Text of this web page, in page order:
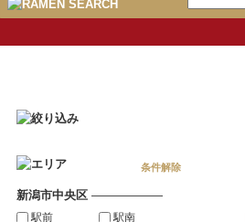
条件解除
新潟市中央区 ――――――
駅前 駅南